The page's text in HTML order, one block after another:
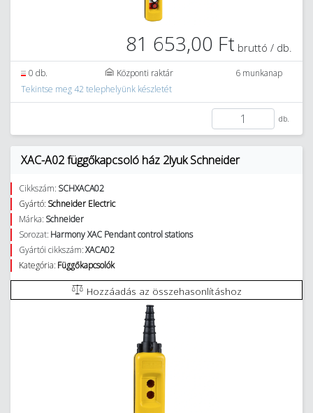
81 653,00 Ft bruttó / db.
0 db. Központi raktár
6 munkanap
Tekintse meg 42 telephelyünk készletét
db.
XAC-A02 függőkapcsoló ház 2lyuk Schneider
Cikkszám: SCHXACA02
Gyártó: Schneider Electric
Márka: Schneider
Sorozat: Harmony XAC Pendant control stations
Gyártói cikkszám:XACA02
Kategória: Függőkapcsolók
Hozzáadás az összehasonlításhoz